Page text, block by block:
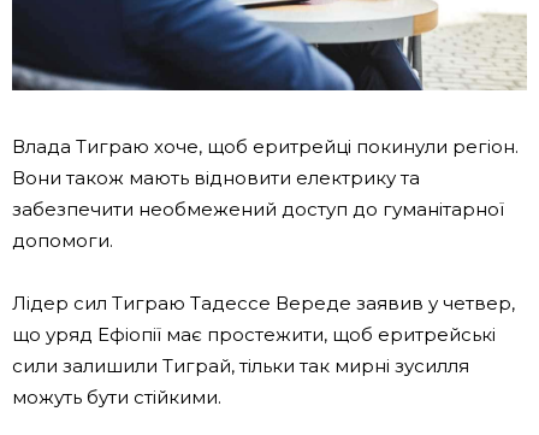
Влада Тиграю хоче, щоб еритрейці покинули регіон.
Вони також мають відновити електрику та
забезпечити необмежений доступ до гуманітарної
допомоги.
Лідер сил Тиграю Тадессе Вереде заявив у четвер,
що уряд Ефіопії має простежити, щоб еритрейські
сили залишили Тиграй, тільки так мирні зусилля
можуть бути стійкими.